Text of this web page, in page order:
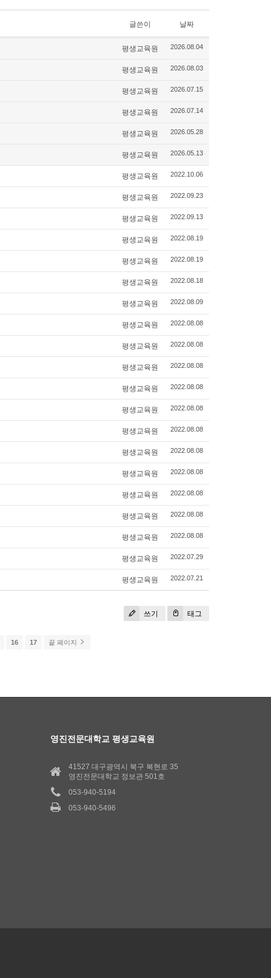
글쓴이 날짜
평생교육원 2026.08.04
평생교육원 2026.08.03
평생교육원 2026.07.15
평생교육원 2026.07.14
평생교육원 2026.05.28
평생교육원 2026.05.13
평생교육원 2022.10.06
평생교육원 2022.09.23
평생교육원 2022.09.13
평생교육원 2022.08.19
평생교육원 2022.08.19
평생교육원 2022.08.18
평생교육원 2022.08.09
평생교육원 2022.08.08
평생교육원 2022.08.08
평생교육원 2022.08.08
평생교육원 2022.08.08
평생교육원 2022.08.08
평생교육원 2022.08.08
평생교육원 2022.08.08
평생교육원 2022.08.08
평생교육원 2022.08.08
평생교육원 2022.08.08
평생교육원 2022.08.08
평생교육원 2022.07.29
평생교육원 2022.07.21
쓰기 태그
16 17 끝 페이지
영진전문대학교 평생교육원
41527 대구광역시 북구 복현로 35
영진전문대학교 정보관 501호
053-940-5194
053-940-5496